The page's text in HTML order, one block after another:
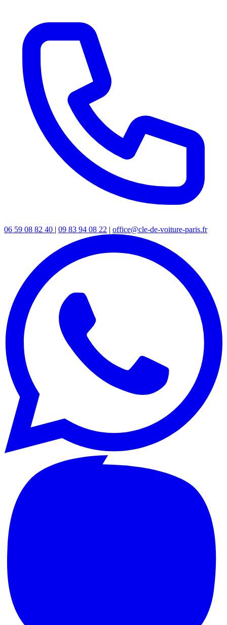
06 59 08 82 40 | 09 83 94 08 22 | office@cle-de-voiture-paris.fr